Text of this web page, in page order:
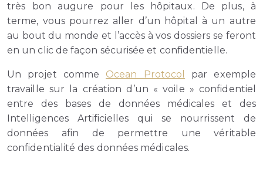
très bon augure pour les hôpitaux. De plus, à
terme, vous pourrez aller d’un hôpital à un autre
au bout du monde et l’accès à vos dossiers se feront
en un clic de façon sécurisée et confidentielle.
Un projet comme Ocean Protocol
par exemple
travaille sur la création d’un « voile » confidentiel
entre des bases de données médicales et des
Intelligences Artificielles qui se nourrissent de
données afin de permettre une véritable
confidentialité des données médicales.